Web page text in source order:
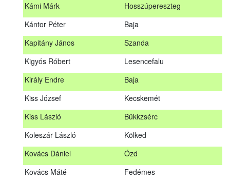
Kámi Márk
Hosszúpereszteg
Kántor Péter
Baja
Kapitány János
Szanda
Kigyós Róbert
Lesencefalu
Király Endre
Baja
Kiss József
Kecskemét
Kiss László
Bükkzsérc
Koleszár László
Kölked
Kovács Dániel
Ózd
Kovács Máté
Fedémes
Szendrő
Veresegyház
Juhász Milán
Kámi Márk
Kántor Péter
Baja